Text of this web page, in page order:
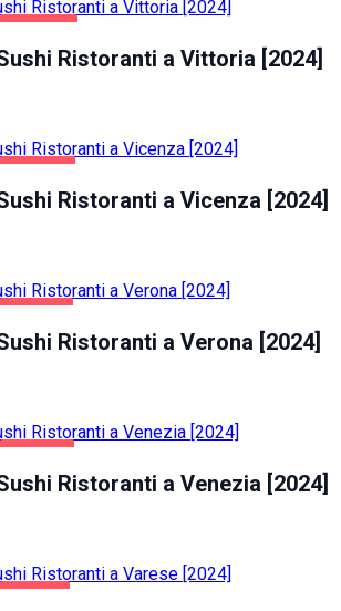
Ristoranti a Vittoria [2024]
Ristoranti a Vicenza [2024]
Ristoranti a Verona [2024]
Ristoranti a Venezia [2024]